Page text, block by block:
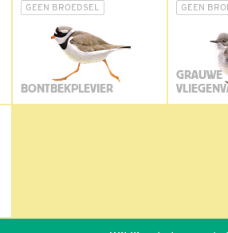
GEEN BROEDSEL
BONTBEKPLEVIER
GEEN
GRAUWE